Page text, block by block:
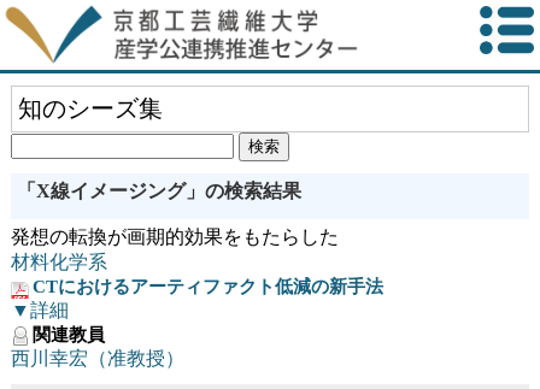
知のシーズ集
「X線イメージング」の検索結果
発想の転換が画期的効果をもたらした
材料化学系
CTにおけるアーティファクト低減の新手法
▼詳細
関連教員
西川幸宏（准教授）